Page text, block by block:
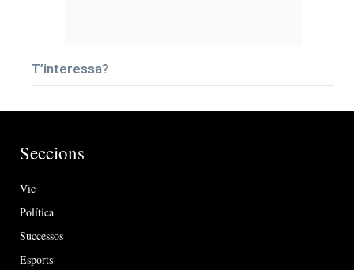
T’interessa?
Seccions
Vic
Política
Successos
Esports